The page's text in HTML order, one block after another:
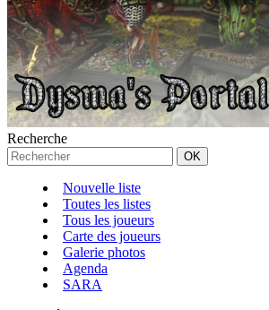
Recherche
Nouvelle liste
Toutes les listes
Tous les joueurs
Carte des joueurs
Galerie photos
Agenda
SARA